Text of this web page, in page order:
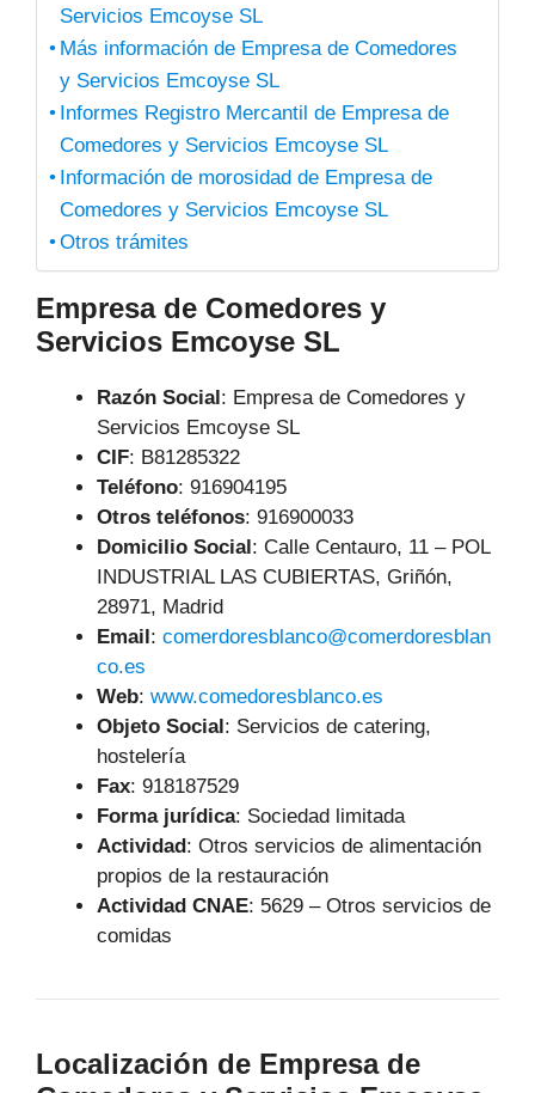
Servicios Emcoyse SL
Más información de Empresa de Comedores
y Servicios Emcoyse SL
Informes Registro Mercantil de Empresa de
Comedores y Servicios Emcoyse SL
Información de morosidad de Empresa de
Comedores y Servicios Emcoyse SL
Otros trámites
Empresa de Comedores y
Servicios Emcoyse SL
Razón Social: Empresa de Comedores y
Servicios Emcoyse SL
CIF: B81285322
Teléfono: 916904195
Otros teléfonos: 916900033
Domicilio Social: Calle Centauro, 11 – POL
INDUSTRIAL LAS CUBIERTAS, Griñón,
28971, Madrid
Email: comerdoresblanco@comerdoresblan
co.es
Web: www.comedoresblanco.es
Objeto Social: Servicios de catering,
hostelería
Fax: 918187529
Forma jurídica: Sociedad limitada
Actividad: Otros servicios de alimentación
propios de la restauración
Actividad CNAE: 5629 – Otros servicios de
comidas
Localización de Empresa de